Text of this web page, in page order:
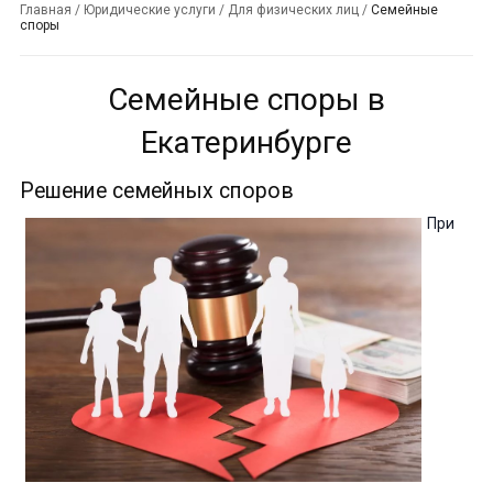
Главная / Юридические услуги / Для физических лиц / Семейные
споры
Семейные споры в
Екатеринбурге
Решение семейных споров
При